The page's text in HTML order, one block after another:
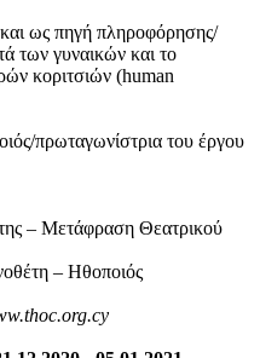
ως πηγή πληροφόρησης/
των γυναικών και το
κοριτσιών (human
πρωταγωνίστρια του έργου
– Μετάφραση Θεατρικού
– Ηθοποιός